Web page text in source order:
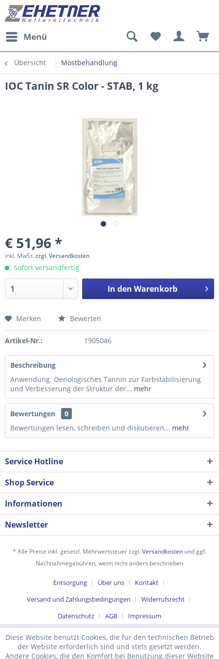
Menü
Übersicht Mostbehandlung
IOC Tanin SR Color - STAB, 1 kg
€ 51,96 *
inkl. MwSt.zzgl. Versandkosten
Sofort versandfertig
In den Warenkorb
Preis anfragen
verstanden und stimme zu. *
Mit * gekennzeichnete Felder sind Pflichtfelder.
Merken Bewerten
Artikel-Nr.: 1905046
Beschreibung
Anwendung: Oenologisches Tannin zur Farbstabilisierung
und Verbesserung der Struktur der... mehr
Bewertungen
0
Bewertungen lesen, schreiben und diskutieren... mehr
Service Hotline
Shop Service
Informationen
Newsletter
* Alle Preise inkl. gesetzl. Mehrwertsteuer zzgl.Versandkosten und ggf.
Nachnahmegebühren, wenn nicht anders beschrieben
Entsorgung Über uns
Kontakt
Versand und Zahlungsbedingungen
Widerrufsrecht
Datenschutz
AGB Impressum
Diese Website benutzt Cookies, die für den technischen Betrieb
der Website erforderlich sind und stets gesetzt werden.
Andere Cookies, die den Komfort bei Benutzung dieser Website